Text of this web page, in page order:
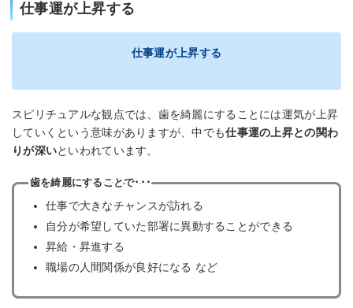
仕事運が上昇する
仕事運が上昇する
スピリチュアルな観点では、歯を綺麗にすることには運気が上昇
していくという意味がありますが、中でも仕事運の上昇との関わ
りが深いといわれています。
歯を綺麗にすることで･･･
仕事で大きなチャンスが訪れる
自分が希望していた部署に異動することができる
昇給・昇進する
職場の人間関係が良好になる など